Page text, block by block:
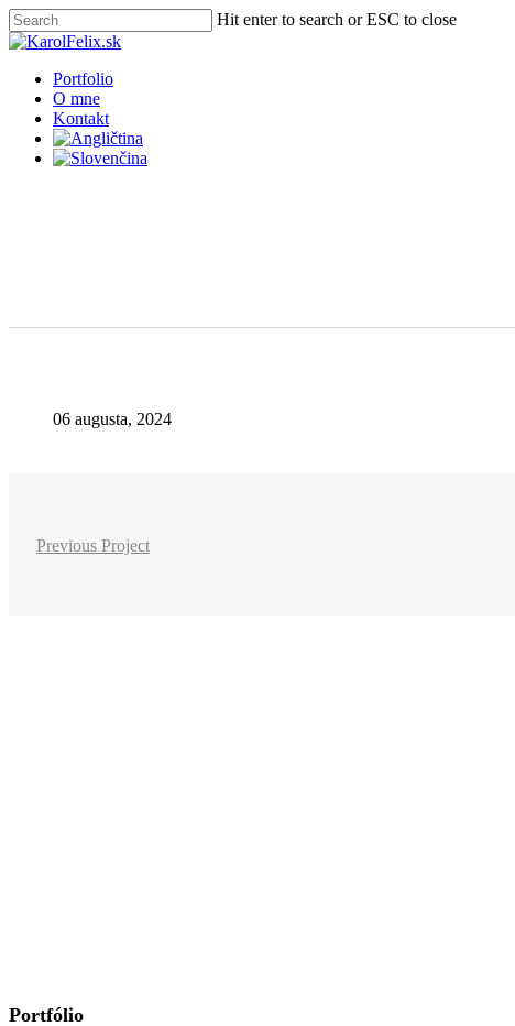
Skip
to
content
Hit enter to search or ESC to close
Close
Menu
Portfolio
O mne
Kontakt
06 augusta, 2024
Previous Project
Portfólio